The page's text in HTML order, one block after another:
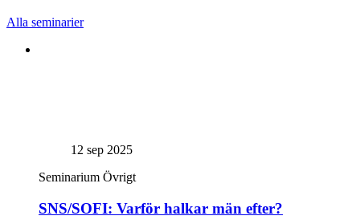
Alla seminarier
12 sep 2025
Seminarium Övrigt
SNS/SOFI: Varför halkar män efter?